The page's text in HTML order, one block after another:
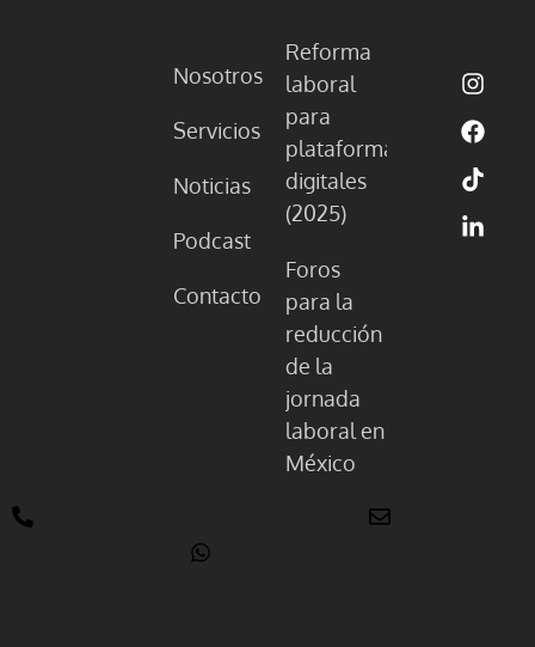
Nosotros
Servicios
Noticias
Podcast
Contacto
Reforma
laboral
para
plataformas
digitales
(2025)
Foros
para la
reducción
de la
jornada
laboral en
México